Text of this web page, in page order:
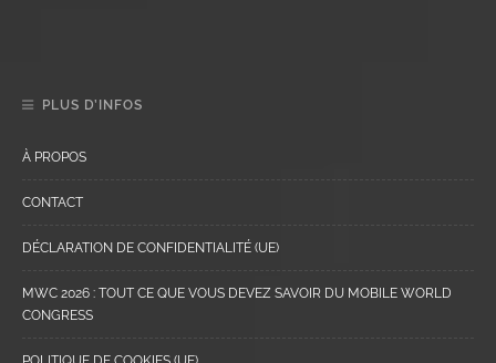
PLUS D’INFOS
À PROPOS
CONTACT
DÉCLARATION DE CONFIDENTIALITÉ (UE)
MWC 2026 : TOUT CE QUE VOUS DEVEZ SAVOIR DU MOBILE WORLD
CONGRESS